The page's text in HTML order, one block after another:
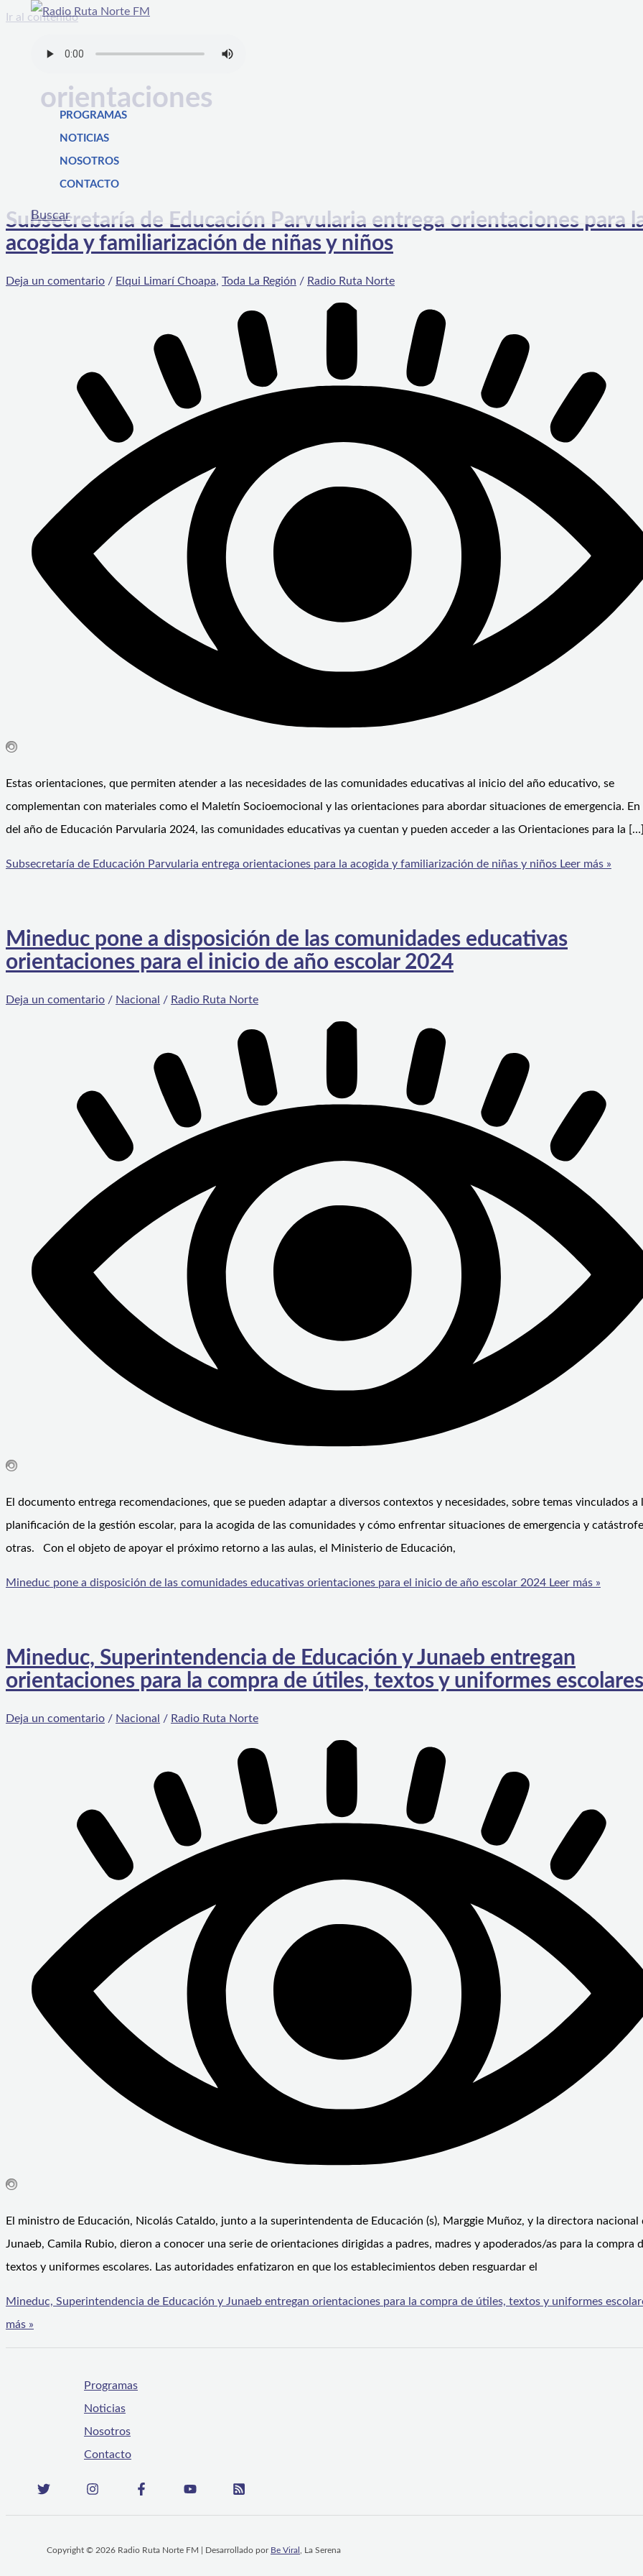
Ir al contenido
PROGRAMAS
NOTICIAS
NOSOTROS
CONTACTO
Buscar
orientaciones
Subsecretaría de Educación Parvularia entrega orientaciones para
acogida y familiarización de niñas y niños
Deja un comentario / Elqui Limarí Choapa, Toda La Región / Radio Ruta Norte
Estas orientaciones, que permiten atender a las necesidades de las comunidades educativas al inicio del año educativo, se
complementan con materiales como el Maletín Socioemocional y las orientaciones para abordar situaciones de emergencia.
del año de Educación Parvularia 2024, las comunidades educativas ya cuentan y pueden acceder a las Orientaciones para la
Subsecretaría de Educación Parvularia entrega orientaciones para la acogida y familiarización de niñas y niños Leer más »
Mineduc pone a disposición de las comunidades educativas
orientaciones para el inicio de año escolar 2024
Deja un comentario / Nacional / Radio Ruta Norte
El documento entrega recomendaciones, que se pueden adaptar a diversos contextos y necesidades, sobre temas vinculados a
planificación de la gestión escolar, para la acogida de las comunidades y cómo enfrentar situaciones de emergencia y
otras. Con el objeto de apoyar el próximo retorno a las aulas, el Ministerio de Educación,
Mineduc pone a disposición de las comunidades educativas orientaciones para el inicio de año escolar 2024 Leer más »
Mineduc, Superintendencia de Educación y Junaeb entregan
orientaciones para la compra de útiles, textos y uniformes escolares
Deja un comentario / Nacional / Radio Ruta Norte
El ministro de Educación, Nicolás Cataldo, junto a la superintendenta de Educación (s), Marggie Muñoz, y la directora nacional
Junaeb, Camila Rubio, dieron a conocer una serie de orientaciones dirigidas a padres, madres y apoderados/as para la compra
textos y uniformes escolares. Las autoridades enfatizaron en que los establecimientos deben resguardar el
Mineduc, Superintendencia de Educación y Junaeb entregan orientaciones para la compra de útiles, textos y uniformes
más »
Programas
Noticias
Nosotros
Contacto
Copyright © 2026 Radio Ruta Norte FM | Desarrollado por Be Viral , La Serena